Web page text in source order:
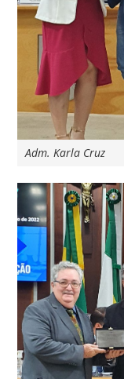
Adm. Karla Cruz